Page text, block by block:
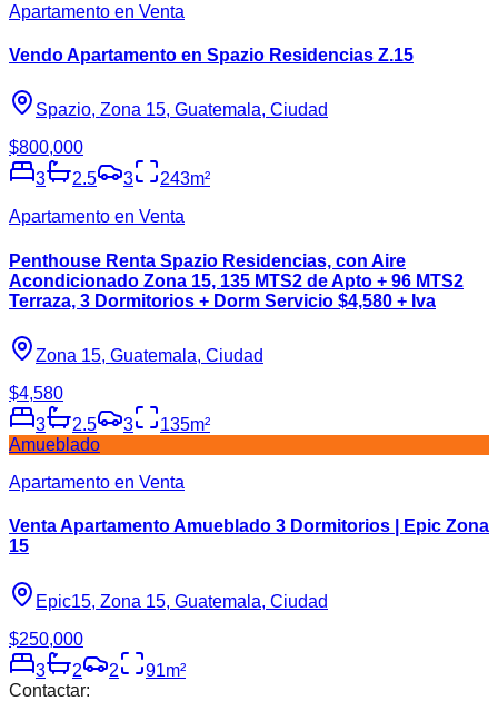
Apartamento en Venta
Vendo Apartamento en Spazio Residencias Z.15
Spazio, Zona 15, Guatemala, Ciudad
$800,000
3
2.5 3 243m²
Apartamento en Venta
Penthouse Renta Spazio Residencias, con Aire
Acondicionado Zona 15, 135 MTS2 de Apto + 96 MTS2
Terraza, 3 Dormitorios + Dorm Servicio $4,580 + Iva
Zona 15, Guatemala, Ciudad
$4,580
3
2.5 3 135m²
Amueblado
Apartamento en Venta
Venta Apartamento Amueblado 3 Dormitorios | Epic Zona
15
Epic15, Zona 15, Guatemala, Ciudad
$250,000
3
2 2 91m²
Contactar: